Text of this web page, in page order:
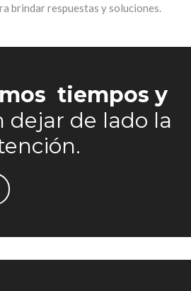
brindar respuestas y soluciones.
tiempos y
dejar de lado la